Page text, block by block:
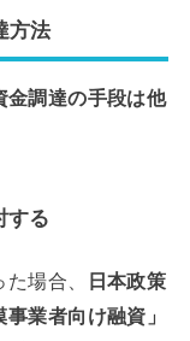
方法
金調達の手段は他
する
場合、
日本政策
業者向け融資」